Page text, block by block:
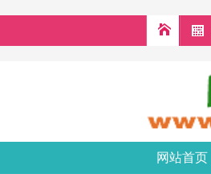
网站首页